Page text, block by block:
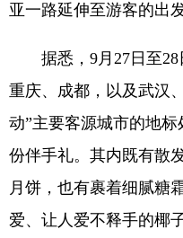
亚一路延伸至游客的出发
据悉，9月27日至28
重庆、成都，以及武汉
动”主要客源城市的地
份伴手礼。其内既有散
月饼，也有裹着细腻糖
爱、让人爱不释手的椰